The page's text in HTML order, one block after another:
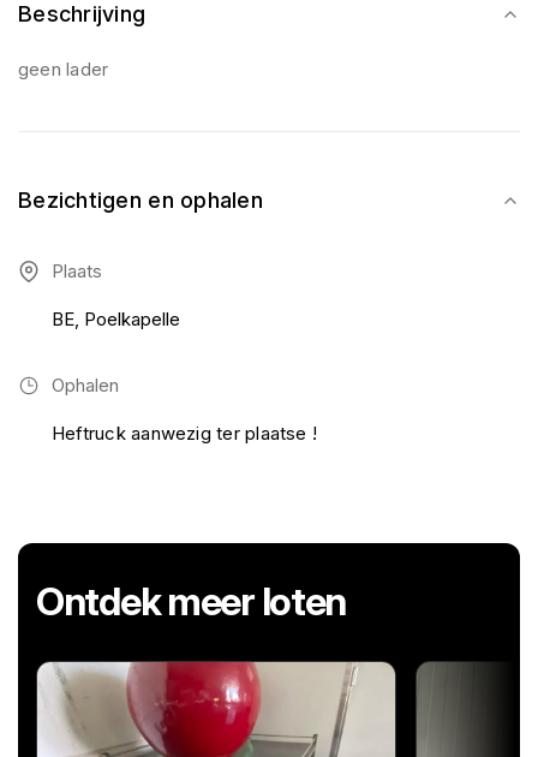
Beschrijving
geen lader
Bezichtigen en ophalen
Plaats
BE, Poelkapelle
Ophalen
Heftruck aanwezig ter plaatse !
Ontdek meer loten